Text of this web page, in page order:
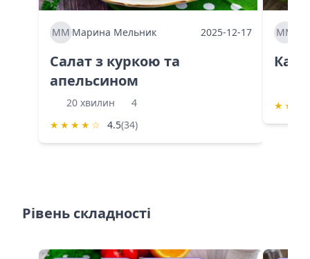
ММ Марина Мельник 2025-12-17
Салат з куркою та
апельсином
20 хвилин
4
★ ★ ★ ★ ☆ 4.5(34)
ММ
★ ★
Рівень складності